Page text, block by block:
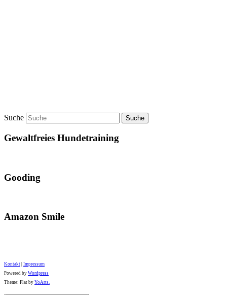
Suche
Gewaltfreies Hundetraining
Gooding
Amazon Smile
Kontakt Impressum
Powered by Wordpress
Theme: Flat by YoArts.